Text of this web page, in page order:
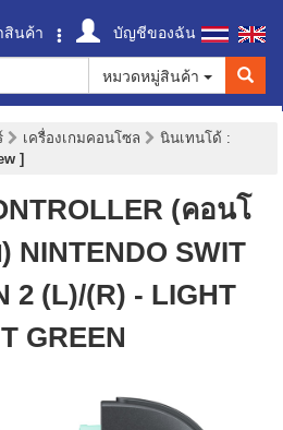
สินค้า
บัญชีของฉัน
หมวดหมู่สินค้า
เครื่องเกมคอนโซล นินเทนโด้ :
]
(คอนโ
NINTENDO SWIT
2 (L)/(R) - LIGHT
GREEN